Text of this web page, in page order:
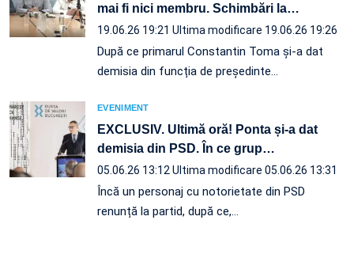
mai fi nici membru. Schimbări la…
19.06.26 19:21 Ultima modificare 19.06.26 19:26
După ce primarul Constantin Toma și-a dat
demisia din funcția de președinte…
EVENIMENT
EXCLUSIV. Ultimă oră! Ponta și-a dat
demisia din PSD. În ce grup…
05.06.26 13:12 Ultima modificare 05.06.26 13:31
Încă un personaj cu notorietate din PSD
renunță la partid, după ce,…